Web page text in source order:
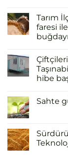
Tarım
faresi
hibe
Sahte